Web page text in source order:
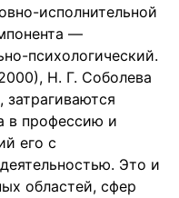
исполнительной
—
психологический.
Н. Г. Соболева
в профессию и
его с
Это и
областей, сфер